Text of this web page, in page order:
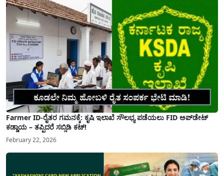
Farmer ID-ರೈತರ ಗಮನಕ್ಕೆ: ಕೃಷಿ ಇಲಾಖೆ ಸೌಲಭ್ಯ ಪಡೆಯಲು FID ಅಪ್‌ಡೇಟ್
ಕಡ್ಡಾಯ – ತಪ್ಪಿದರೆ ಸಬ್ಸಿಡಿ ಕಟ್!
February 22, 2026